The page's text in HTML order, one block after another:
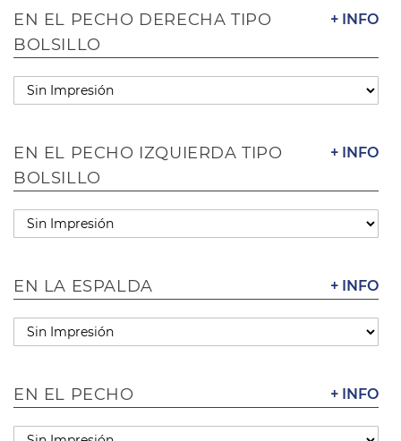
+ INFO
EN EL PECHO DERECHA TIPO
BOLSILLO
+ INFO
EN EL PECHO IZQUIERDA TIPO
BOLSILLO
+ INFO
EN LA ESPALDA
+ INFO
EN EL PECHO